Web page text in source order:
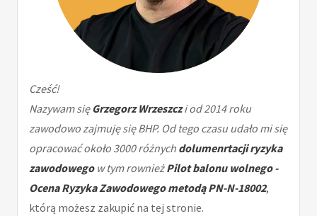
Cześć!
Nazywam sięGrzegorz Wrzeszczi od 2014 roku
zawodowo zajmuję się BHP. Od tego czasu udało mi się
opracować około 3000 różnych dolumenrtacji ryzyka
zawodowegow tym rownieżPilot balonu wolnego -
Ocena Ryzyka Zawodowego metodą PN-N-18002,
którą możesz zakupić na tej stronie.